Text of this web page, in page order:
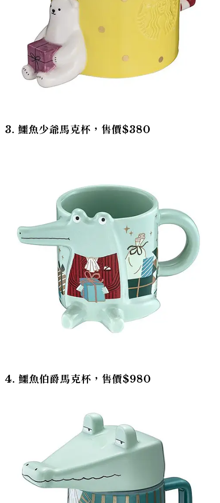
3. 鱷魚少爺馬克杯，售價$380
4. 鱷魚伯爵馬克杯，售價$980